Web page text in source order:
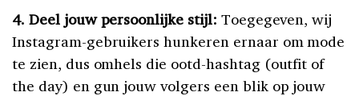
4. Deel jouw persoonlijke stijl: Toegegeven, wij
Instagram-gebruikers hunkeren ernaar om mode
te zien, dus omhels die ootd-hashtag (outfit of
the day) en gun jouw volgers een blik op jouw